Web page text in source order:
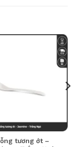
tương ớt –